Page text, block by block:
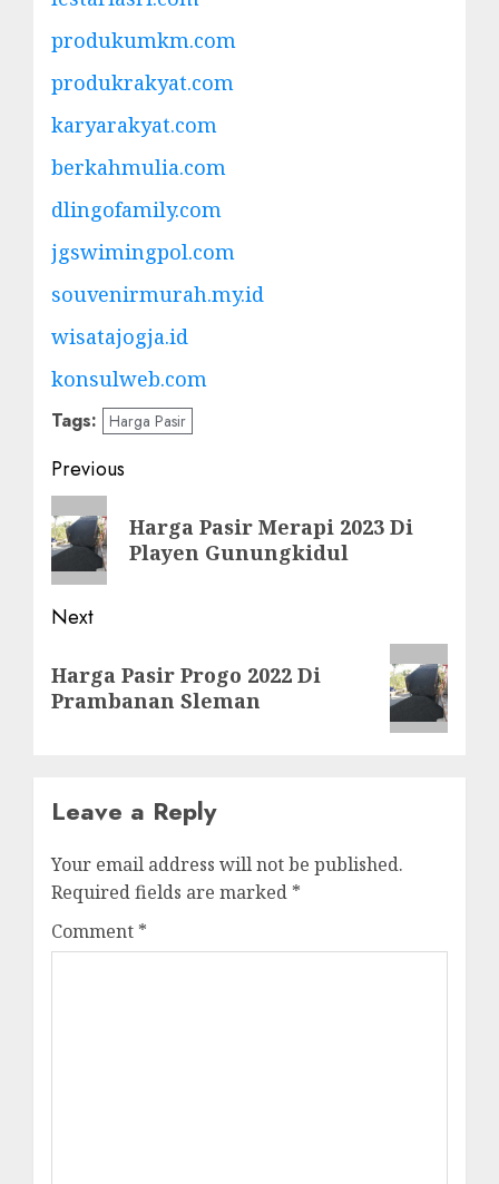
produkumkm.com
produkrakyat.com
karyarakyat.com
berkahmulia.com
dlingofamily.com
jgswimingpol.com
souvenirmurah.my.id
wisatajogja.id
konsulweb.com
Tags: Harga Pasir
Post
navigation
Previous
Previous
post:
Harga Pasir Merapi 2023 Di
Playen Gunungkidul
Next
post:
Harga Pasir Progo 2022 Di
Prambanan Sleman
Leave a Reply
Your email address will not be published.
Required fields are marked *
Comment *